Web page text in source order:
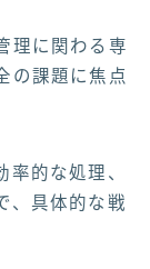
理に関わる専
の課題に焦点
的な処理、
、具体的な戦